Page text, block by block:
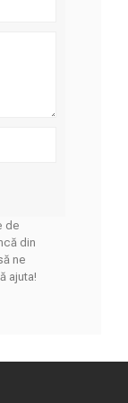
de
din
ne
ajuta!